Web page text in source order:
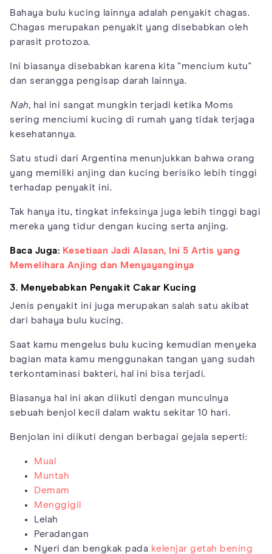
Bahaya bulu kucing lainnya adalah penyakit chagas.
Chagas merupakan penyakit yang disebabkan oleh
parasit protozoa.
Ini biasanya disebabkan karena kita "mencium kutu"
dan serangga pengisap darah lainnya.
Nah, hal ini sangat mungkin terjadi ketika Moms
sering menciumi kucing di rumah yang tidak terjaga
kesehatannya.
Satu studi dari Argentina menunjukkan bahwa orang
yang memiliki anjing dan kucing berisiko lebih tinggi
terhadap penyakit ini.
Tak hanya itu, tingkat infeksinya juga lebih tinggi bagi
mereka yang tidur dengan kucing serta anjing.
Baca Juga: Kesetiaan Jadi Alasan, Ini 5 Artis yang
Memelihara Anjing dan Menyayanginya
3. Menyebabkan Penyakit Cakar Kucing
Jenis penyakit ini juga merupakan salah satu akibat
dari bahaya bulu kucing.
Saat kamu mengelus bulu kucing kemudian menyeka
bagian mata kamu menggunakan tangan yang sudah
terkontaminasi bakteri, hal ini bisa terjadi.
Biasanya hal ini akan diikuti dengan munculnya
sebuah benjol kecil dalam waktu sekitar 10 hari.
Benjolan ini diikuti dengan berbagai gejala seperti:
Mual
Muntah
Demam
Menggigil
Lelah
Peradangan
Nyeri dan bengkak pada kelenjar getah bening